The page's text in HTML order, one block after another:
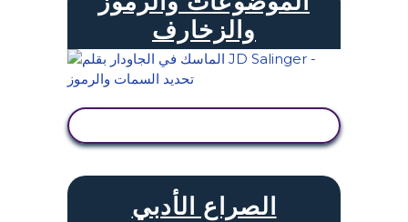
والزخارف
الصراع الأدبي